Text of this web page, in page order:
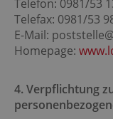
Telefon: 0981/53
Telefax: 0981/53
E-Mail:
Homepage:
4. Verpflichtung